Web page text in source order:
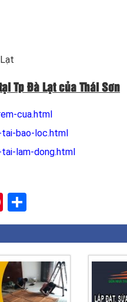
Tp Đà Lạt của Thái Sơn
cua.html
tai-bao-loc.html
lam-dong.html
Pinterest